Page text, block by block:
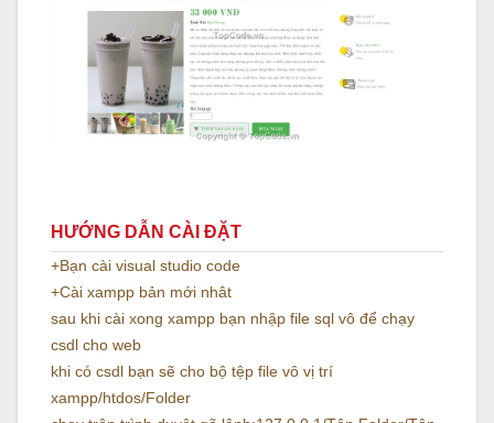
HƯỚNG DẪN CÀI ĐẶT
+Bạn cài visual studio code
+Cài xampp bản mới nhât
sau khi cài xong xampp bạn nhập file sql vô để chạy
csdl cho web
khi có csdl bạn sẽ cho bộ tệp file vô vị trí
xampp/htdos/Folder